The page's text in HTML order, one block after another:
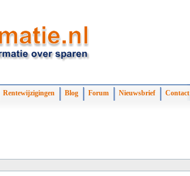
Rentewijzigingen Blog Forum Nieuwsbrief Contact